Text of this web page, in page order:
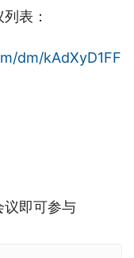
表：
dm/kAdXyD1FF
议即可参与